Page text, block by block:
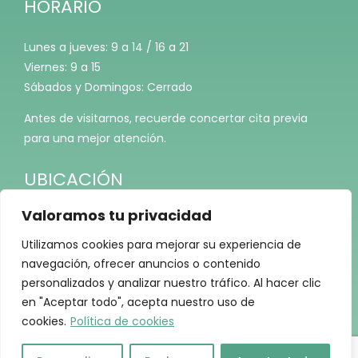
Valoramos tu privacidad
Utilizamos cookies para mejorar su experiencia de
navegación, ofrecer anuncios o contenido
personalizados y analizar nuestro tráfico. Al hacer clic
en "Aceptar todo", acepta nuestro uso de
cookies. Política de cookies
HORARIO
Lunes a jueves: 9 a 14 / 16 a 21
Viernes: 9 a 15
Sábados y Domingos: Cerrado
Antes de visitarnos, recuerde concertar cita previa
para una mejor atención.
UBICACIÓN